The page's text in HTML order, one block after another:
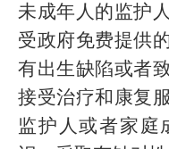
未成年人的监护
受政府免费提供
有出生缺陷或者
接受治疗和康复
监护人或者家庭